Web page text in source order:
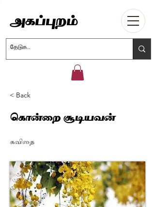
அகப்புறம்
< Back
கொன்றை சூடியவன்
கவிதை